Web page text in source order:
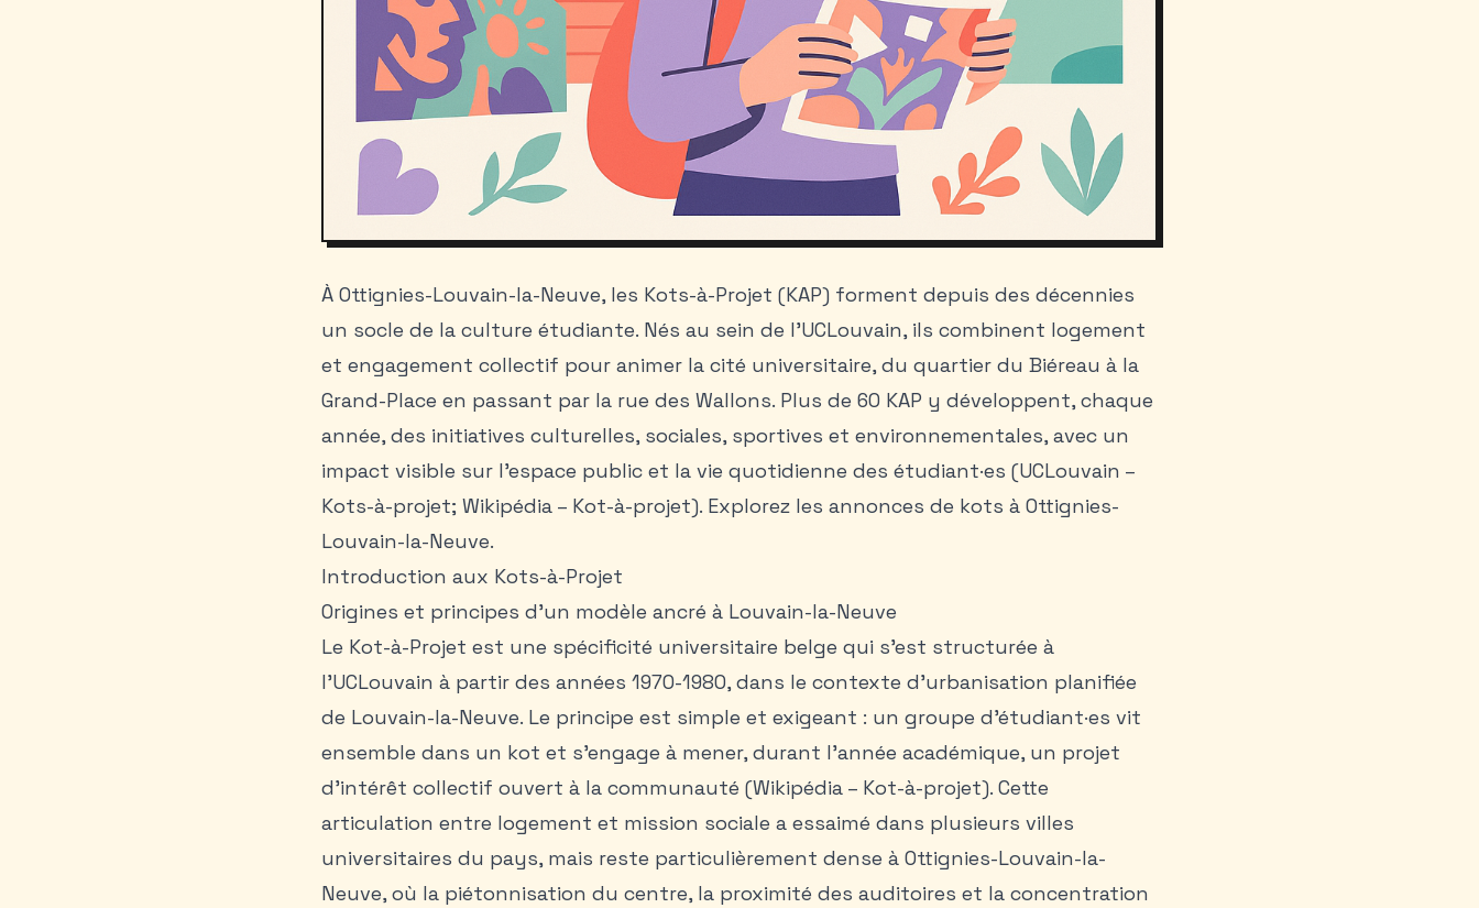
À Ottignies-Louvain-la-Neuve, les Kots-à-Projet (KAP) forment depuis des décennies
un socle de la culture étudiante. Nés au sein de l’UCLouvain, ils combinent logement
et engagement collectif pour animer la cité universitaire, du quartier du Biéreau à la
Grand-Place en passant par la rue des Wallons. Plus de 60 KAP y développent, chaque
année, des initiatives culturelles, sociales, sportives et environnementales, avec un
impact visible sur l’espace public et la vie quotidienne des étudiant·es (UCLouvain –
Kots-à-projet; Wikipédia – Kot-à-projet). Explorez les annonces de kots à Ottignies-
Louvain-la-Neuve.
Introduction aux Kots-à-Projet
Origines et principes d’un modèle ancré à Louvain-la-Neuve
Le Kot-à-Projet est une spécificité universitaire belge qui s’est structurée à
l’UCLouvain à partir des années 1970-1980, dans le contexte d’urbanisation planifiée
de Louvain-la-Neuve. Le principe est simple et exigeant : un groupe d’étudiant·es vit
ensemble dans un kot et s’engage à mener, durant l’année académique, un projet
d’intérêt collectif ouvert à la communauté (Wikipédia – Kot-à-projet). Cette
articulation entre logement et mission sociale a essaimé dans plusieurs villes
universitaires du pays, mais reste particulièrement dense à Ottignies-Louvain-la-
Neuve, où la piétonnisation du centre, la proximité des auditoires et la concentration